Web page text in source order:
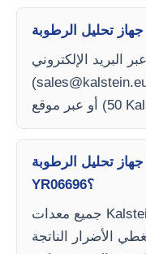
البريد الإلكتروني
(
تحليل الرطوبة
YR06696؟
جميع معدات Kalstein تأتي بضمان لمدة عام واحد
الأضرار الناتجة